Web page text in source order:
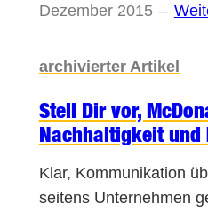
Dezember 2015 –
archivierter Artikel
Stell Dir vor,
Nachhaltigkeit
Klar, Kommunikation
seitens Unternehmen